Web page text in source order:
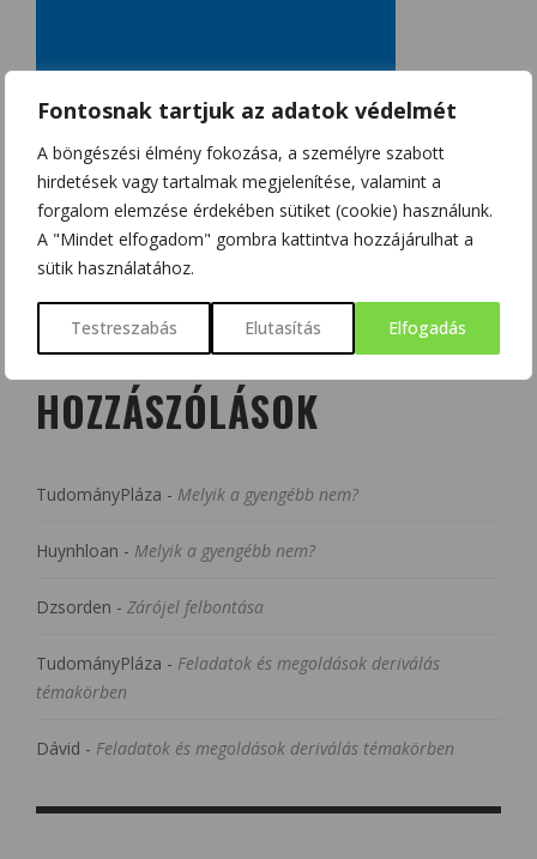
Fontosnak tartjuk az adatok védelmét
A böngészési élmény fokozása, a személyre szabott
hirdetések vagy tartalmak megjelenítése, valamint a
forgalom elemzése érdekében sütiket (cookie) használunk.
A "Mindet elfogadom" gombra kattintva hozzájárulhat a
sütik használatához.
Testreszabás Elutasítás Elfogadás
LEGUTÓBBI
HOZZÁSZÓLÁSOK
TudományPláza - Melyik a gyengébb nem?
Huynhloan - Melyik a gyengébb nem?
Dzsorden - Zárójel felbontása
TudományPláza - Feladatok és megoldások deriválás
témakörben
Dávid - Feladatok és megoldások deriválás témakörben